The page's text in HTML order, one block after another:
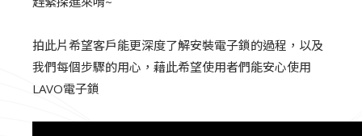
拍此片希望客戶能更深度了解安裝電子鎖的過程，以及
我們每個步驟的用心，藉此希望使用者們能安心使用
LAVO電子鎖